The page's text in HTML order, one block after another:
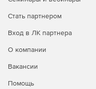
Поддержка VMware
при перемещении
защита
Интеграция с
машин и
Стать партнером
Вход в ЛК партнера
О компании
Вакансии
Помощь